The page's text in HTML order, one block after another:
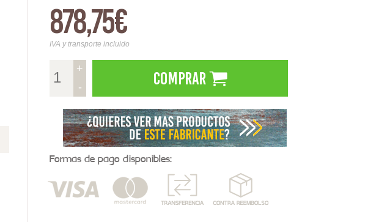
878,75€
IVA y transporte incluido
+
-
Comprar
Formas de pago disponibles: